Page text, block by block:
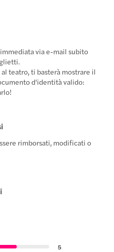
via e-mail subito
teatro, ti basterà mostrare il
d'identità valido:
rimborsati, modificati o
5